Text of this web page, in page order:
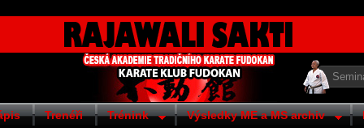
Trenéři Trénink Výsledky ME a MS archiv